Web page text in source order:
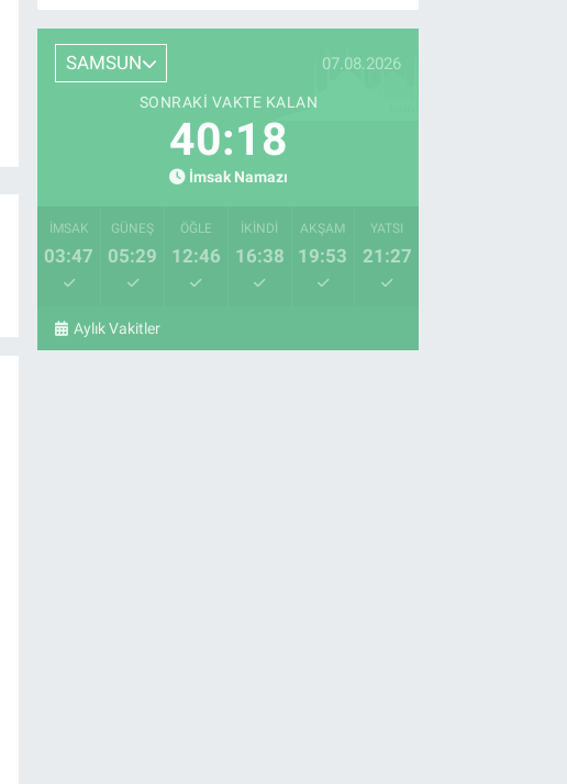
SAMSUN 07.08.2026
SONRAKI VAKTE KALAN
40:17
İmsak Namazı
İMSAK
03:47
GÜNEŞ
05:29
ÖĞLE
12:46
İKINDI
16:38
AKŞAM
19:53
YATSI
21:27
Aylık Vakitler